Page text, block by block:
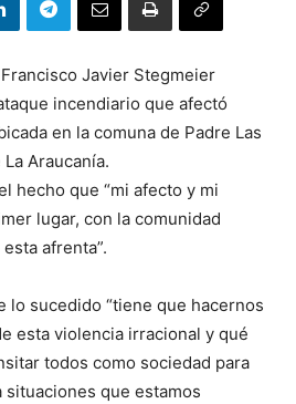
Javier Stegmeier
incendiario que afectó
en la comuna de Padre Las
Araucanía.
hecho que “mi afecto y mi
lugar, con la comunidad
afrenta”.
lo sucedido “tiene que hacernos
esta violencia irracional y qué
todos como sociedad para
que estamos